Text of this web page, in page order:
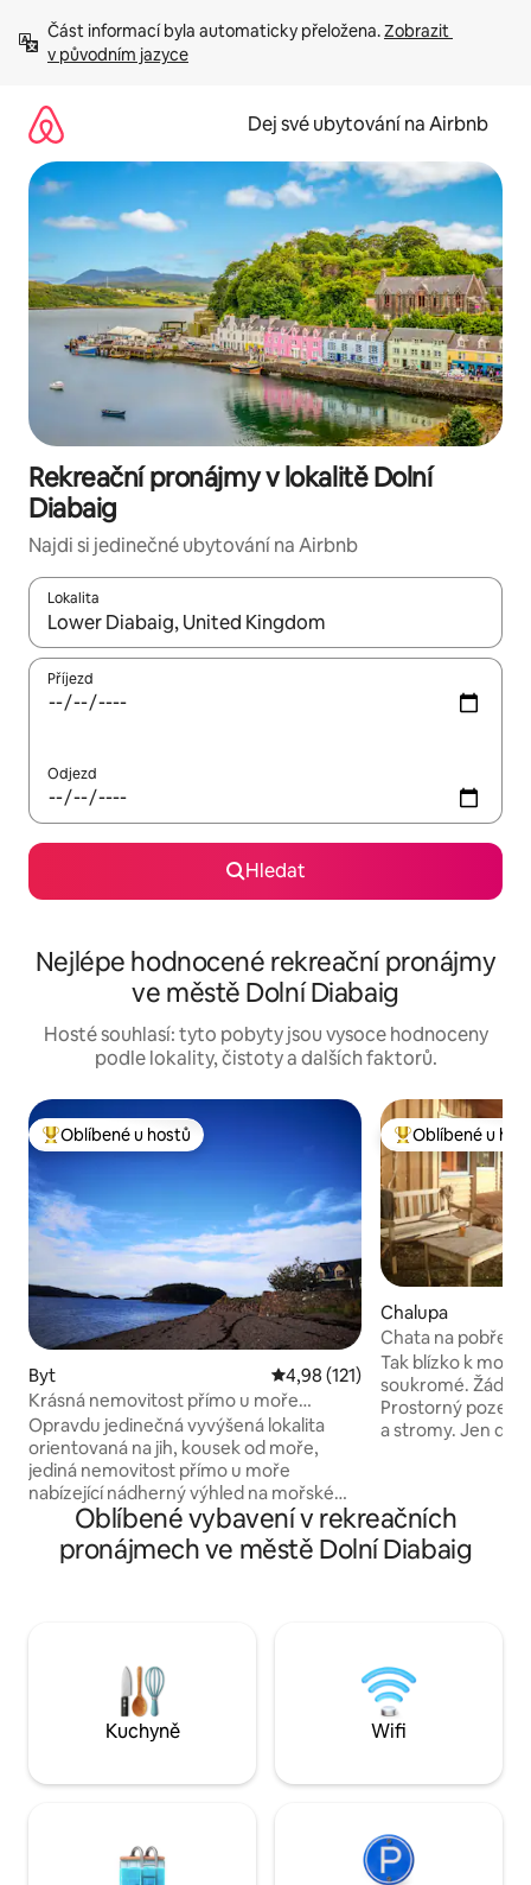
obsah
Část informací byla automaticky přeložena. Zobrazit
v původním jazyce
Dej své ubytování na Airbnb
Rekreační pronájmy v lokalitě Dolní
Diabaig
Najdi si jedinečné ubytování na Airbnb
Lokalita
Až budou výsledky k dispozici, můžeš si je procházet pomocí
Příjezd
Odjezd
Hledat
Nejlépe hodnocené rekreační pronájmy
ve městě Dolní Diabaig
Hosté souhlasí: tyto pobyty jsou vysoce hodnoceny
podle lokality, čistoty a dalších faktorů.
Nejlepší v kategorii Oblíbené u hostů
Oblíbené u hostů
Byt Průměrné hodnocení 4,98 z 5,
4,98 (121)
Krásná nemovitost přímo u moře
Shieldaig
Opravdu jedinečná vyvýšená lokalita
orientovaná na jih, kousek od moře,
jediná nemovitost přímo u moře
nabízející nádherný výhled na mořské
jezero na jih i na západ pro sledování
mořského života, sviňuch a delfínů,
které jsou z tohoto rohu pravidelně
výhled na moře z pohodlí vaší postele.
Jedinečná vyvýšená poloha, velmi
soukromá. Celoroční slunečné počasí.
Nejlepší v
Oblíbené u
Chalupa
Chata na
výhledy.
Tak blízko k moři,
soukromé. Žádná
Prostorný
a stromy. Jen
sluneční světlo a
dřevo. Nachází
vesnice v pěší
Oblíbené vybavení v rekreačních
pronájmech ve městě Dolní Diabaig
Kuchyně Wifi